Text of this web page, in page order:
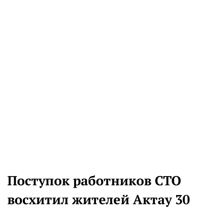
Поступок работников СТО
восхитил жителей Актау 30